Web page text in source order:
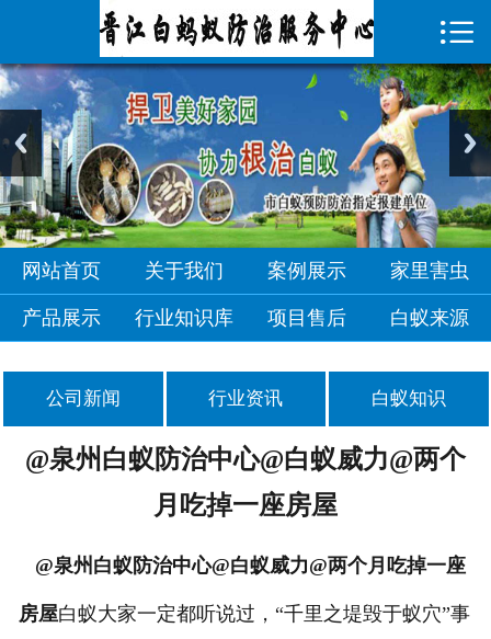
 首页
关于我们
案例展示
家里害虫
产品展示
行业知识库

网站首页 关于我们 案例展示 家里害虫
产品展示 行业知识库 项目售后 白蚁来源
公司新闻 行业资讯 白蚁知识
@泉州白蚁防治中心@白蚁威力@两个
月吃掉一座房屋
@泉州白蚁防治中心@白蚁威力@两个月吃掉一座
房屋白蚁大家一定都听说过，“千里之堤毁于蚁穴”事